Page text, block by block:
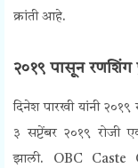
क्रांती आहे.
२०१९ पासून
दिनेश पारखी यांनी
३ सप्टेंबर २०१९ रोजी
झाली. OBC Caste